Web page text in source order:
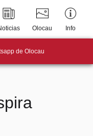
Olocau Info
de Olocau